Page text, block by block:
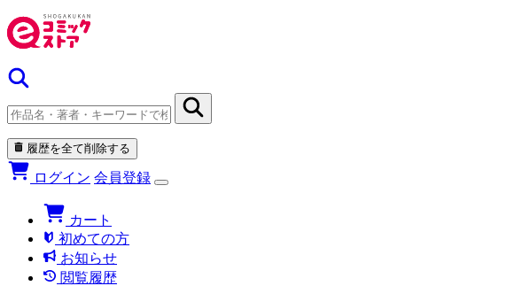
履歴を全て削除する
ログイン 会員登録
カート
初めての方
お知らせ
閲覧履歴